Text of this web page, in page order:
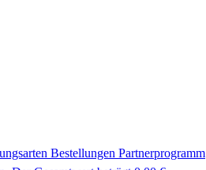
Bestellungen Partnerprogramm